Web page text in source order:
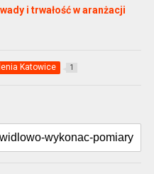
i trwałość w aranżacji
Katowice 1